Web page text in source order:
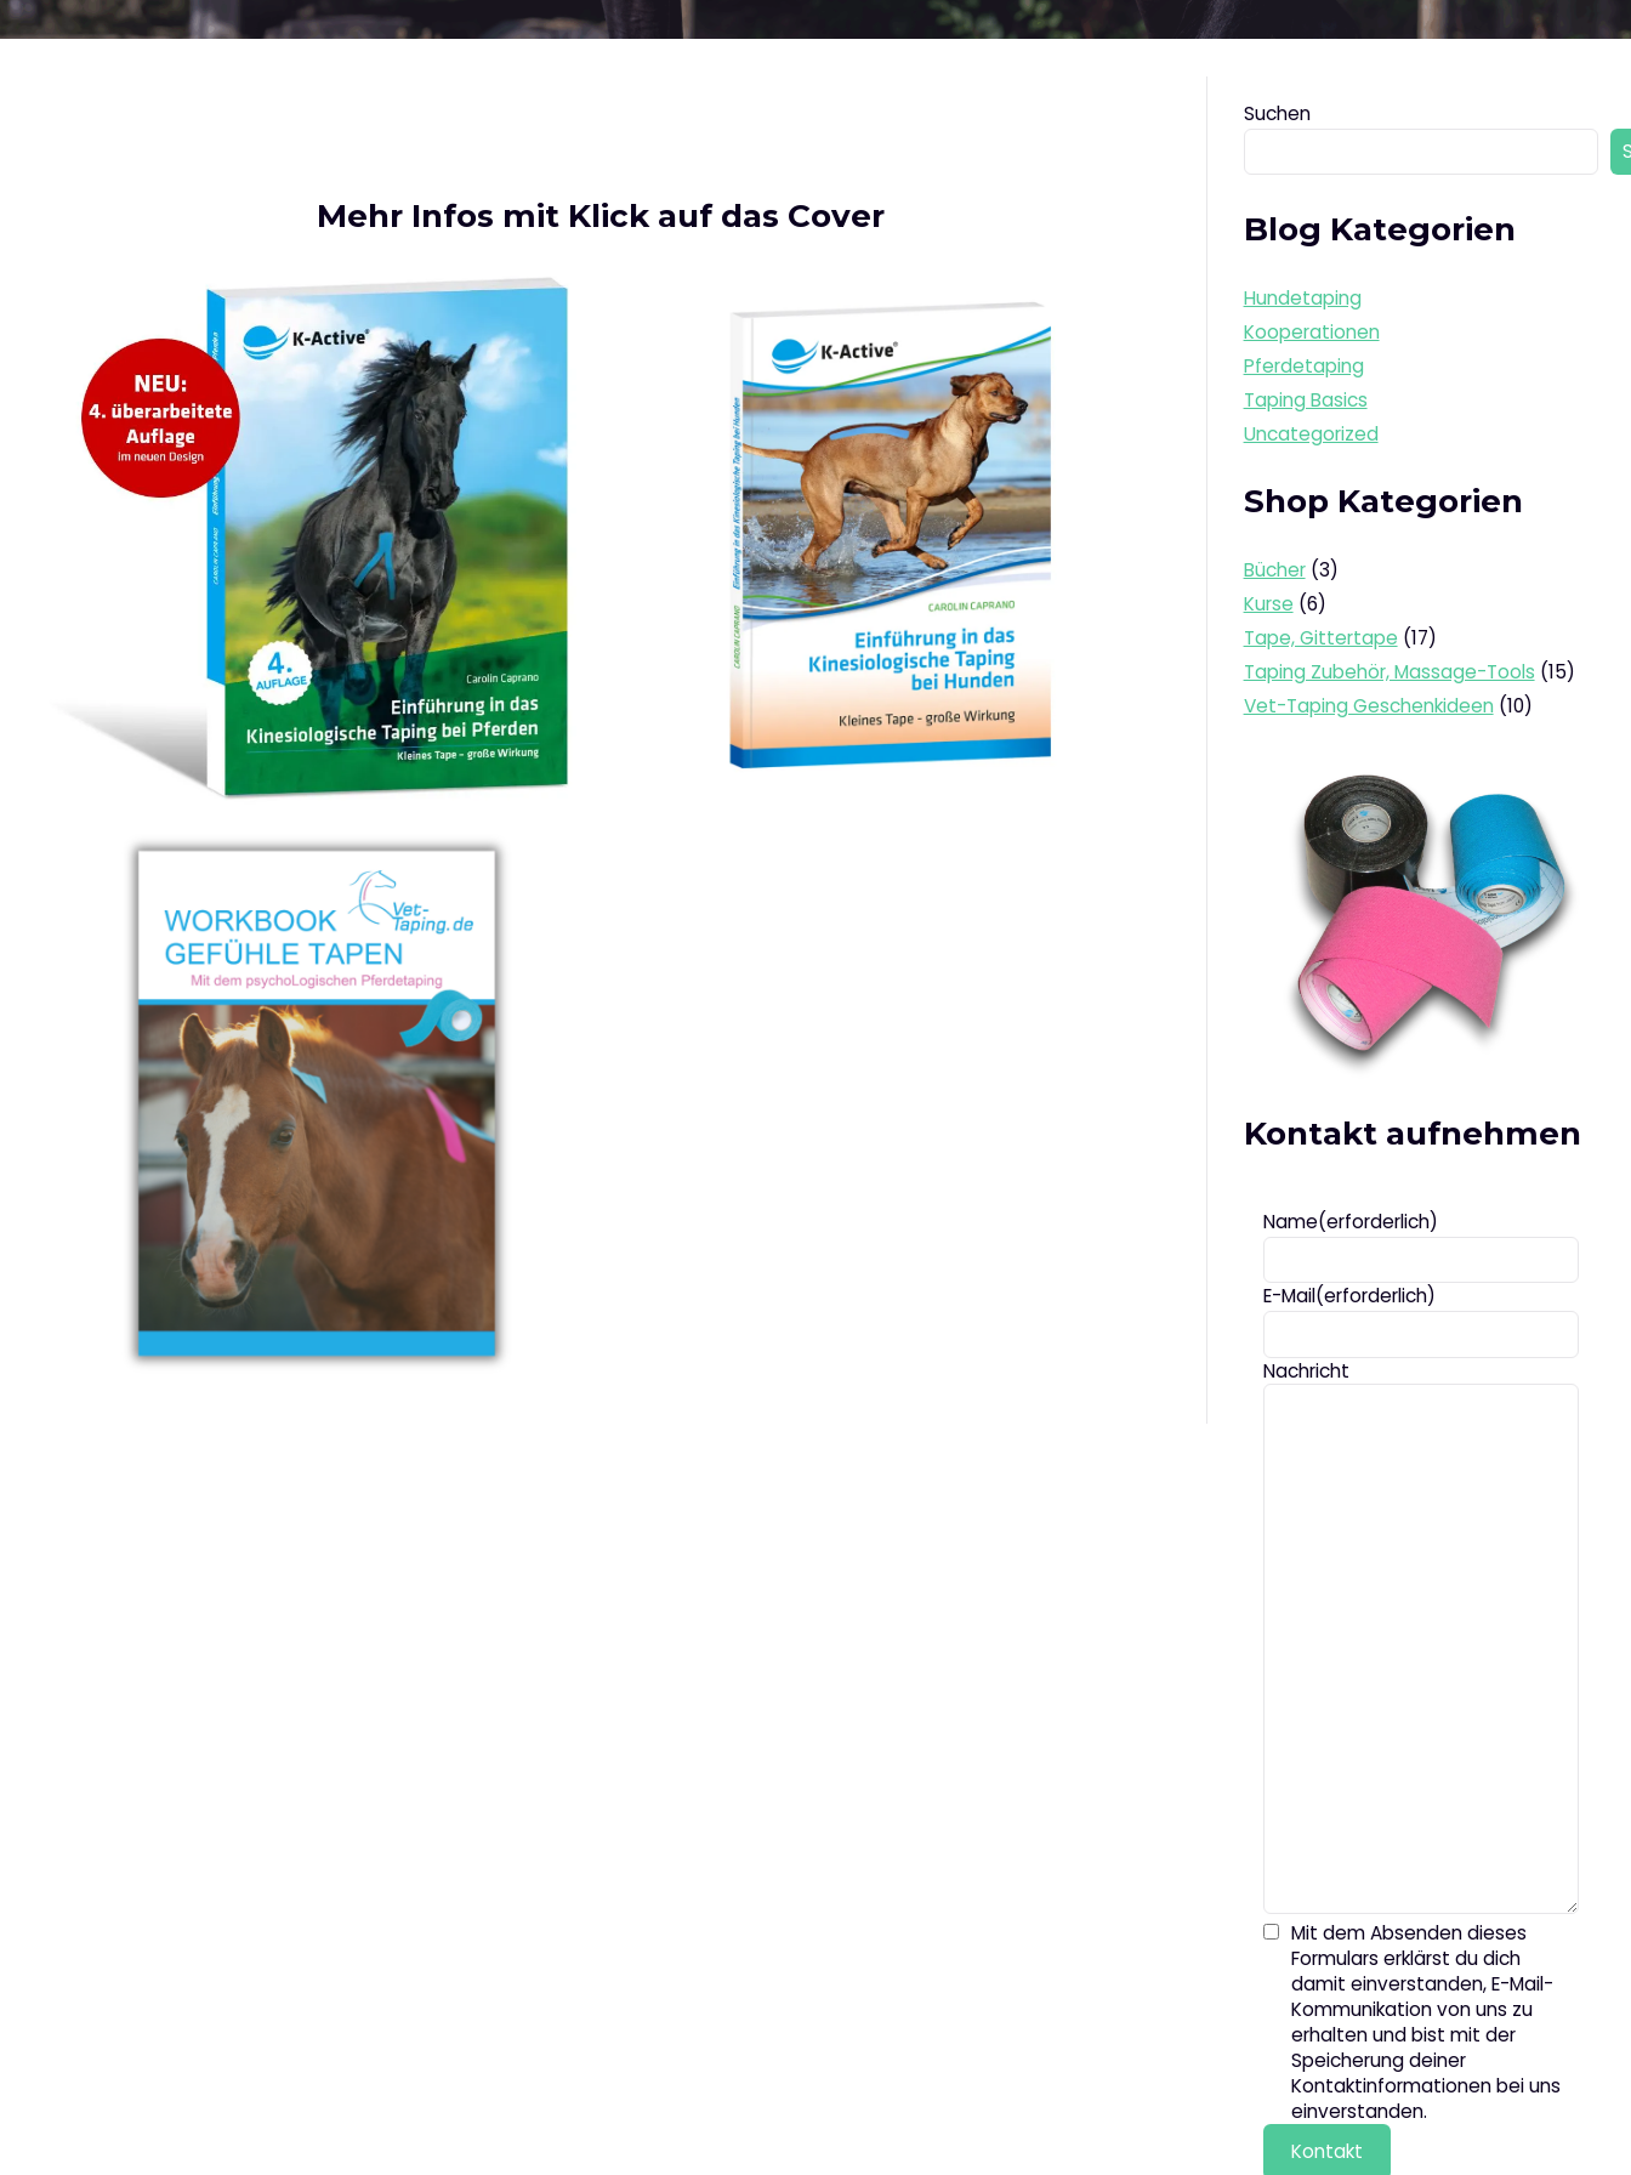
Mehr Infos mit Klick auf das Cover
Suchen
Blog Kategorien
Hundetaping
Kooperationen
Pferdetaping
Taping Basics
Uncategorized
Shop Kategorien
Bücher 33
Kurse 66
Produkte
Tape, Gittertape 1717
Produkte
Taping Zubehör, Massage-Tools 1515
Vet-Taping Geschenkideen 1010
Kontakt aufnehmen
Name(erforderlich)
E-Mail(erforderlich)
Nachricht
Mit dem Absenden dieses
Formulars erklärst du dich
damit einverstanden, E-Mail-
Kommunikation von uns zu
erhalten und bist mit der
Speicherung deiner
Kontaktinformationen bei uns
einverstanden.
Kontakt